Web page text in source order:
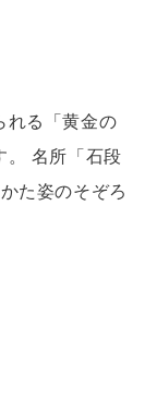
れる「黄金の
。 名所「石段
た姿のそぞろ